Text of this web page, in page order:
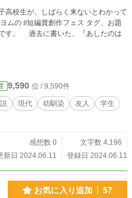
校生が、しばらく来ないとわかって
す。 過去に書いた、『あしたのは
9,590 位 / 9,590件
現代 幼馴染 友人
学生
感想数 0
文字数 4,196
新日 2024.06.11
登録日 2024.06.11
お気に入り追加 57